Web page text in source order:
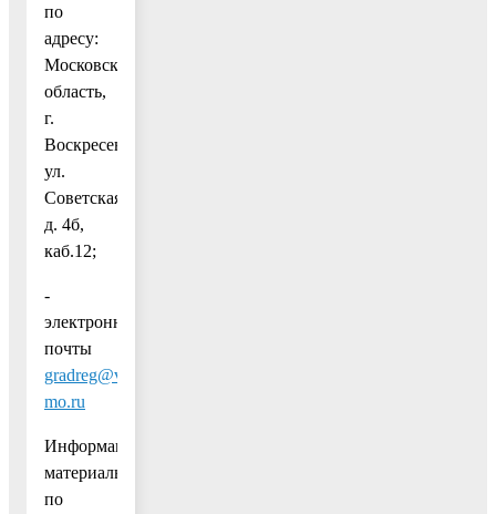
по
адресу:
Московская
область,
г.
Воскресенск,
ул.
Советская,
д. 4б,
каб.12;
-
электронной
почты
gradreg@vmr-
mo.ru
Информационные
материалы
по